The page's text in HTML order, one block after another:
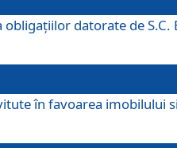
datorate de
în favoarea imobilului